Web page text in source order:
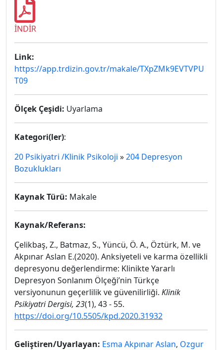
İNDİR
Link:
https://app.trdizin.gov.tr/makale/TXpZMk9EVTVPU
T09
Ölçek Çeşidi: Uyarlama
Kategori(ler):
20 Psikiyatri /Klinik Psikoloji »204 Depresyon
Bozuklukları
Kaynak Türü: Makale
Kaynak/Referans:
Çelikbaş, Z., Batmaz, S., Yüncü, Ö. A., Öztürk, M. ve
Akpınar Aslan E.(2020). Anksiyeteli ve karma özellikli
depresyonu değerlendirme: Klinikte Yararlı
Depresyon Sonlanım Ölçeği’nin Türkçe
versiyonunun geçerlilik ve güvenilirliği. Klinik
Psikiyatri Dergisi, 23(1), 43 - 55.
https://doi.org/10.5505/kpd.2020.31932
Geliştiren/Uyarlayan: Esma Akpınar Aslan, Ozgur